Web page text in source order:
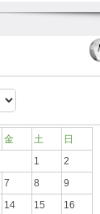
金 土
日
1
2
7 8
9
14 15
16